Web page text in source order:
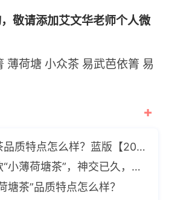
敬请添加艾文华老师个人微
薄荷塘 小众茶 易武芭依箐 易
+
易武芭依箐古树茶品质特点怎么样？蓝版【2022芭依箐】小饼众筹
易武芭依箐：这款“小薄荷塘茶”，神交已久，苦寻三年
塘茶”品质特点怎么样？